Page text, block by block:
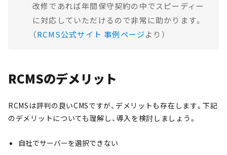
改修であれば年間保守契約の中でスピーディー
に対応していただけるので非常に助かります。
（RCMS公式サイト 事例ページより）
RCMSのデメリット
RCMSは評判の良いCMSですが、デメリットも存在します。下記
のデメリットについても理解し、導入を検討しましょう。
自社でサーバーを選択できない